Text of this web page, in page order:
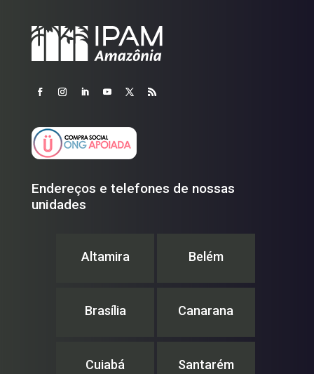
Endereços e telefones de nossas
unidades
Altamira Belém
Brasília Canarana
Cuiabá Santarém